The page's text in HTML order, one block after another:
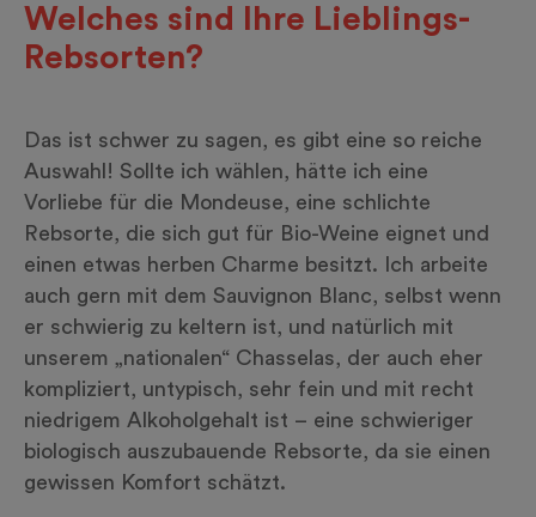
Welches sind Ihre Lieblings-
Rebsorten?
Das ist schwer zu sagen, es gibt eine so reiche
Auswahl! Sollte ich wählen, hätte ich eine
Vorliebe für die Mondeuse, eine schlichte
Rebsorte, die sich gut für Bio-Weine eignet und
einen etwas herben Charme besitzt. Ich arbeite
auch gern mit dem Sauvignon Blanc, selbst wenn
er schwierig zu keltern ist, und natürlich mit
unserem „nationalen“ Chasselas, der auch eher
kompliziert, untypisch, sehr fein und mit recht
niedrigem Alkoholgehalt ist – eine schwieriger
biologisch auszubauende Rebsorte, da sie einen
gewissen Komfort schätzt.